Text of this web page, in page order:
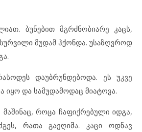
ბუნებით მგრძნობიარე კაცს,
სურვილი მუდამ ჰქონდა. უსაზღვროდ
დაუბრუნდებოდა. ეს უკვე
იყო და სამუდამოდაც მიატოვა.
მაშინაც, როცა ჩაფიქრებული იდგა,
რათა გაეღიმა. კაცი ოდნავ